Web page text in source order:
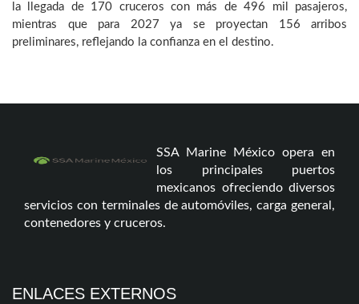
la llegada de 170 cruceros con más de 496 mil pasajeros,
mientras que para 2027 ya se proyectan 156 arribos
preliminares, reflejando la confianza en el destino.
SSA Marine México opera en
los principales puertos
mexicanos ofreciendo diversos
servicios con terminales de automóviles, carga general,
contenedores y cruceros.
ENLACES EXTERNOS